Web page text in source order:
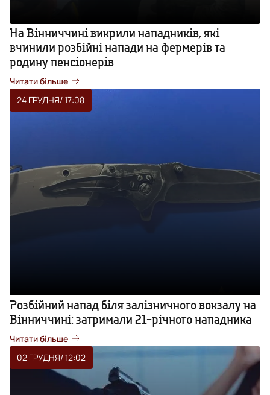
На Вінниччині викрили нападників, які
вчинили розбійні напади на фермерів та
родину пенсіонерів
Читати більше
24 ГРУДНЯ/ 17:08
Розбійний напад біля залізничного вокзалу на
Вінниччині: затримали 21-річного нападника
Читати більше
02 ГРУДНЯ/ 12:02